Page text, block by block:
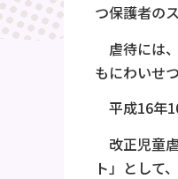
つ保護者の
虐待には
もにわいせ
平成16年
改正児童
ト」として